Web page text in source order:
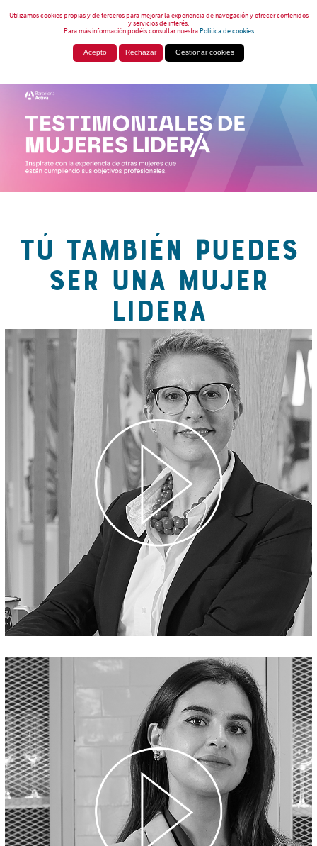
Utilizamos cookies propias y de terceros para mejorar la experiencia de navegación y ofrecer contenidos
y servicios de interés.
Para más información podéis consultar nuestraPolítica de cookies
Acepto Rechazar Gestionar cookies
TÚ TAMBIÉN PUEDES
SER UNA MUJER
LIDERA